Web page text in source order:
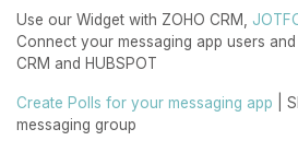
Use our Widget with ZOHO CRM,
Connect your messaging app users
CRM and HUBSPOT
Create Polls for your messaging app |
messaging group